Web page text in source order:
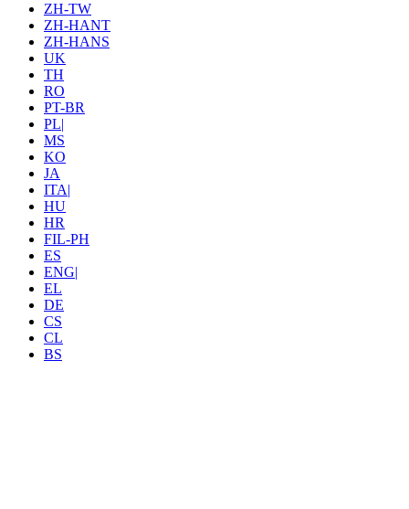
ZH-TW
ZH-HANT
ZH-HANS
UK
TH
RO
PT-BR
PL|
MS
KO
JA
ITA|
HU
HR
FIL-PH
ES
ENG|
EL
DE
CS
CL
BS